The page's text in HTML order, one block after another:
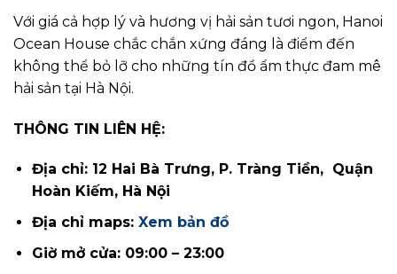
Với giá cả hợp lý và hương vị hải sản tươi ngon, Hanoi
Ocean House chắc chắn xứng đáng là điểm đến
không thể bỏ lỡ cho những tín đồ ẩm thực đam mê
hải sản tại Hà Nội.
THÔNG TIN LIÊN HỆ:
Địa chỉ: 12 Hai Bà Trưng, P. Tràng Tiền, Quận
Hoàn Kiếm, Hà Nội
Địa chỉ maps: Xem bản đồ
Giờ mở cửa: 09:00 – 23:00